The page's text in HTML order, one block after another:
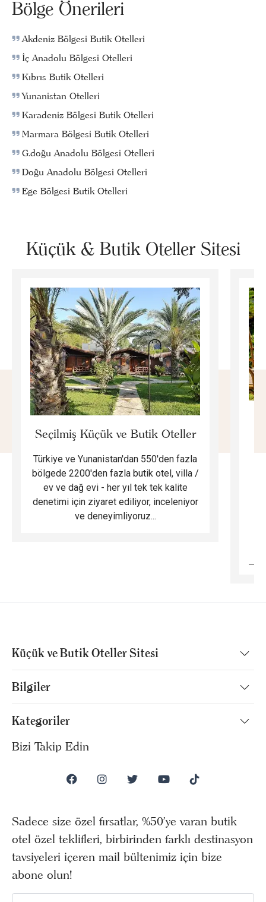
Bölge Önerileri
Akdeniz Bölgesi Butik Otelleri
İç Anadolu Bölgesi Otelleri
Kıbrıs Butik Otelleri
Yunanistan Otelleri
Karadeniz Bölgesi Butik Otelleri
Marmara Bölgesi Butik Otelleri
G.doğu Anadolu Bölgesi Otelleri
Doğu Anadolu Bölgesi Otelleri
Ege Bölgesi Butik Otelleri
Küçük & Butik Oteller Sitesi
Seçilmiş Küçük ve Butik Oteller
Türkiye ve Yunanistan'dan 550'den fazla
bölgede 2200'den fazla butik otel, villa /
ev ve dağ evi - her yıl tek tek kalite
denetimi için ziyaret ediliyor, inceleniyor
ve deneyimliyoruz...
Küçük ve Butik Oteller Sitesi
Bilgiler
Kategoriler
Bizi Takip Edin
Sadece size özel fırsatlar, %50’ye varan butik
otel özel teklifleri, birbirinden farklı destinasyon
tavsiyeleri içeren mail bültenimiz için bize
abone olun!